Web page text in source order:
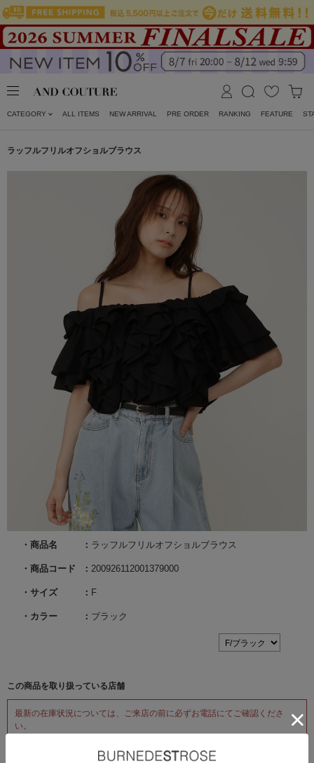
CATEGORY ALL ITEMS NEW ARRIVAL PRE ORDER RANKING FEATURE
ラッフルフリルオフショルブラウス
商品名 ラッフルフリルオフショルブラウス
商品コード 200926112001379000
サイズ F
カラー ブラック
この商品を取り扱っている店舗
最新の在庫状況については、ご来店の前に必ずお電話にてご確認くださ
い。
AND COUTURE ルミネ有楽町1